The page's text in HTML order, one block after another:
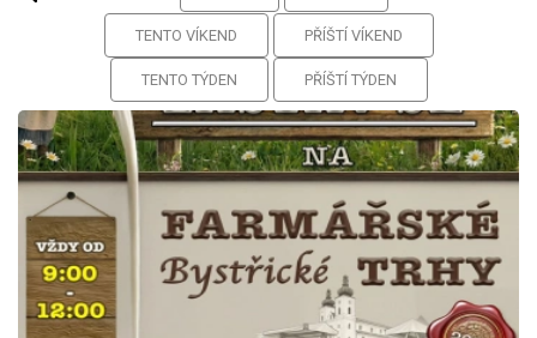
TENTO VÍKEND PŘÍŠTÍ VÍKEND
TENTO TÝDEN PŘÍŠTÍ TÝDEN